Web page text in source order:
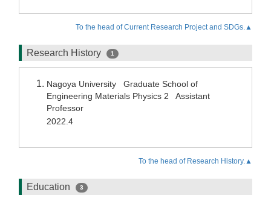
To the head of Current Research Project and SDGs.▲
Research History 1
Nagoya University Graduate School of
Engineering Materials Physics 2 Assistant
Professor
2022.4
To the head of Research History.▲
Education 3